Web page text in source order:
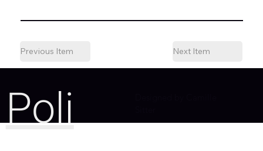
Previous Item Next Item
Poli